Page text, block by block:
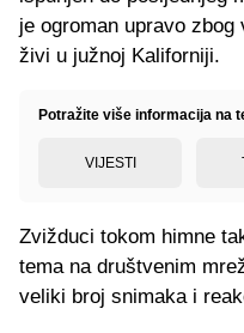
je ogroman upravo
živi u južnoj Kaliforniji.
Potražite više informacija na
VIJESTI
Zvižduci tokom himne
tema na društvenim
veliki broj snimaka i